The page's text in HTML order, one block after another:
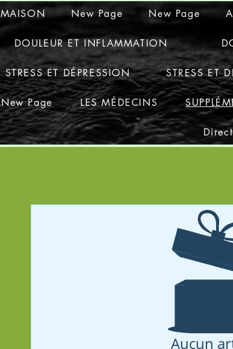
MAISON New Page New Page
DOULEUR ET INFLAMMATION
STRESS ET DÉPRESSION STRESS ET
New Page LES MÉDECINS
Aucun